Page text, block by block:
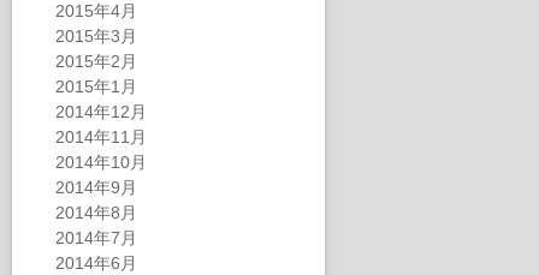
2015年4月
2015年3月
2015年2月
2015年1月
2014年12月
2014年11月
2014年10月
2014年9月
2014年8月
2014年7月
2014年6月